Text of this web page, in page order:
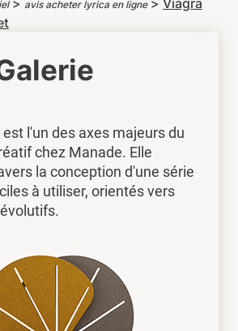
> avis acheter lyrica en ligne> Viagra
l'un des axes majeurs du
chez Manade. Elle
la conception d'une série
à utiliser, orientés vers